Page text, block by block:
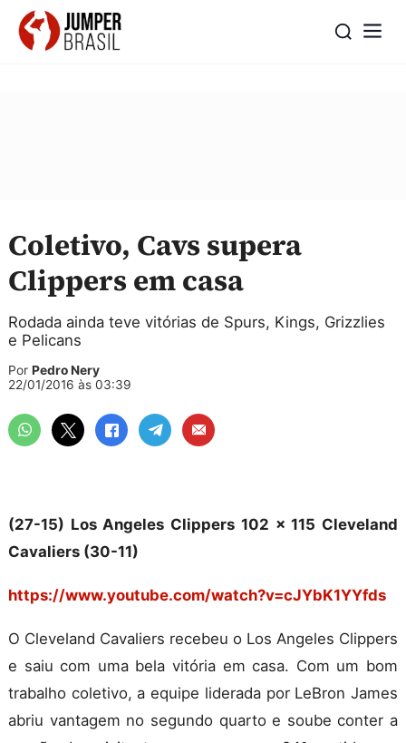
Coletivo, Cavs supera
Clippers em casa
Rodada ainda teve vitórias de Spurs, Kings, Grizzlies
e Pelicans
Por Pedro Nery
22/01/2016 às 03:39
(27-15) Los Angeles Clippers 102 x 115 Cleveland
Cavaliers (30-11)
https://www.youtube.com/watch?v=cJYbK1YYfds
O Cleveland Cavaliers recebeu o Los Angeles Clippers
e saiu com uma bela vitória em casa. Com um bom
trabalho coletivo, a equipe liderada por LeBron James
abriu vantagem no segundo quarto e soube conter a